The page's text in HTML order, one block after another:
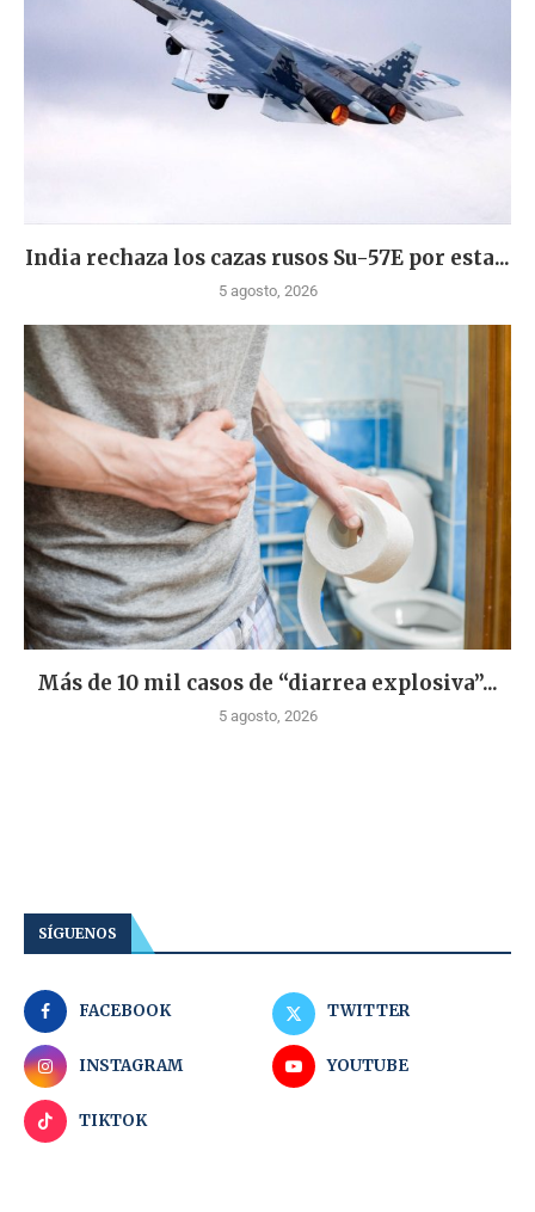
India rechaza los cazas rusos Su-57E por esta...
5 agosto, 2026
Más de 10 mil casos de “diarrea explosiva”...
5 agosto, 2026
SÍGUENOS
FACEBOOK TWITTER
INSTAGRAM YOUTUBE
TIKTOK